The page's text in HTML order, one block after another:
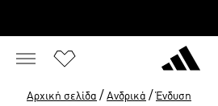
Αρχική σελίδα / Ανδρικά / Ένδυση